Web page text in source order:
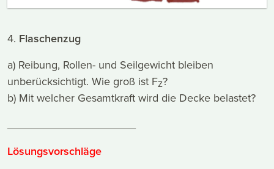
4. Flaschenzug
a) Reibung, Rollen- und Seilgewicht bleiben
unberücksichtigt. Wie groß ist FZ?
b) Mit welcher Gesamtkraft wird die Decke belastet?
Lösungsvorschläge